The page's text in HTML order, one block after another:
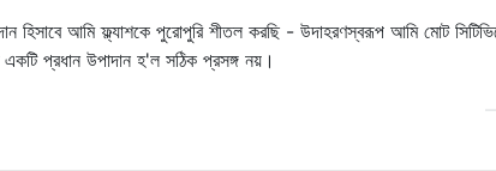
হিসাবে আমি ফ্ল্যাশকে পুরোপুরি শীতল করছি - উদাহরণস্বরূপ আমি মোট
প্রধান উপাদান হ'ল সঠিক প্রসঙ্গ নয়।